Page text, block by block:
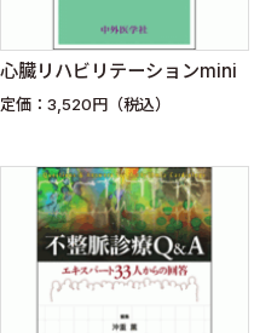
心臓リハビリテーションmini
定価：3,520円（税込）